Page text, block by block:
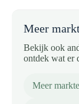
Meer
Bekijk ook
ontdek wat er
Meer